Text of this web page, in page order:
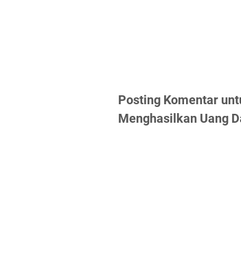
Posting Komentar
Menghasilkan Uang